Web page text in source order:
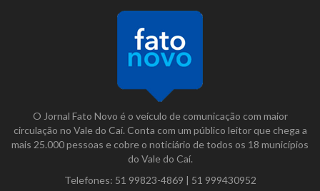
O Jornal Fato Novo é o veículo de comunicação com maior
circulação no Vale do Caí. Conta com um público leitor que chega a
mais 25.000 pessoas e cobre o noticiário de todos os 18 municípios
do Vale do Caí.
Telefones: 51 99823-4869 | 51 999430952